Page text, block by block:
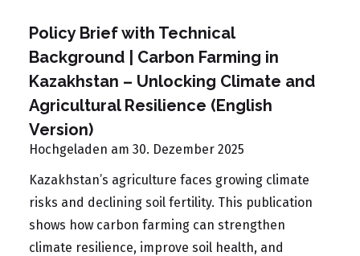
Policy Brief with Technical
Background | Carbon Farming in
Kazakhstan – Unlocking Climate and
Agricultural Resilience (English
Version)
Hochgeladen am 30. Dezember 2025
Kazakhstan’s agriculture faces growing climate
risks and declining soil fertility. This publication
shows how carbon farming can strengthen
climate resilience, improve soil health, and